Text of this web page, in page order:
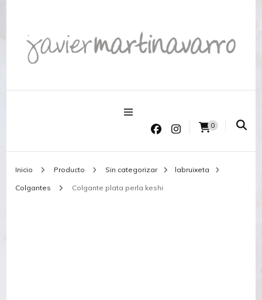
Joyería Javier Martinavarro
0
Inicio Producto Sin categorizar labruixeta
Colgantes Colgante plata perla keshi